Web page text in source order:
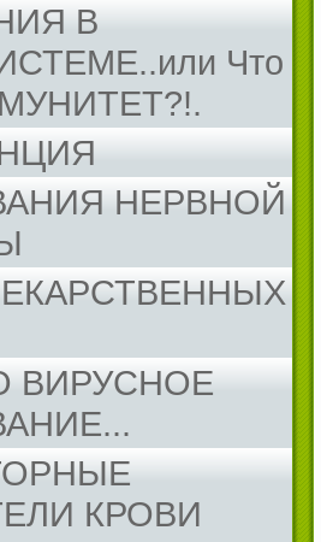
В
Что
НЕРВНОЙ
ВИРУСНОЕ
КРОВИ